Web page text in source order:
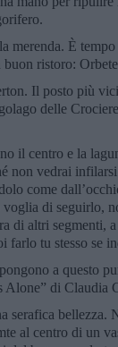
merenda. È
buon ristoro:
Il posto più
delle
il centro e la
non vedrai
come
di seguirlo,
di altri segmenti,
farlo tu stesso se
a questo
Alone” di Claudia
serafica
al centro di un